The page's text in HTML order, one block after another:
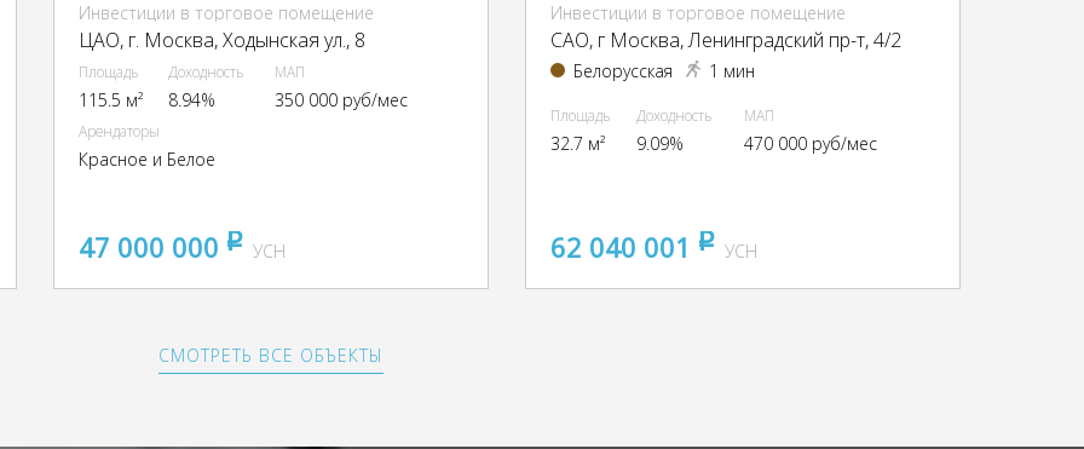
Инвестиции в торговое помещение
ЦАО, г. Москва, Ходынская ул., 8
Площадь
115.5 м²
Доходность
8.94%
МАП
350 000 руб/мес
Арендаторы
Красное и Белое
47 000 000 pуб
УСН
Инвестиции в торговое помещение
CАО, г Москва, Ленинградский пр-т, 4/2
Белорусская 1 мин
Площадь
32.7 м²
Доходность
9.09%
МАП
470 000 руб/мес
62 040 001 pуб
УСН
СМОТРЕТЬ ВСЕ ОБЪЕКТЫ